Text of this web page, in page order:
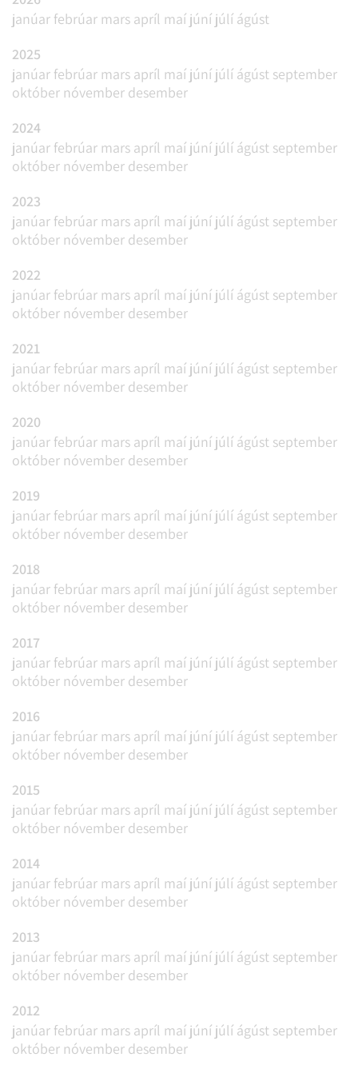
janúar febrúar mars apríl maí júní júlí ágúst
2025
janúar febrúar mars apríl maí júní júlí ágúst september
október nóvember desember
2024
janúar febrúar mars apríl maí júní júlí ágúst september
október nóvember desember
2023
janúar febrúar mars apríl maí júní júlí ágúst september
október nóvember desember
2022
janúar febrúar mars apríl maí júní júlí ágúst september
október nóvember desember
2021
janúar febrúar mars apríl maí júní júlí ágúst september
október nóvember desember
2020
janúar febrúar mars apríl maí júní júlí ágúst september
október nóvember desember
2019
janúar febrúar mars apríl maí júní júlí ágúst september
október nóvember desember
2018
janúar febrúar mars apríl maí júní júlí ágúst september
október nóvember desember
2017
janúar febrúar mars apríl maí júní júlí ágúst september
október nóvember desember
2016
janúar febrúar mars apríl maí júní júlí ágúst september
október nóvember desember
2015
janúar febrúar mars apríl maí júní júlí ágúst september
október nóvember desember
2014
janúar febrúar mars apríl maí júní júlí ágúst september
október nóvember desember
2013
janúar febrúar mars apríl maí júní júlí ágúst september
október nóvember desember
2012
janúar febrúar mars apríl maí júní júlí ágúst september
október nóvember desember